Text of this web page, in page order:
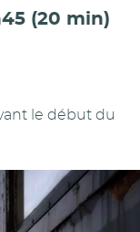
(20 min)
le début du